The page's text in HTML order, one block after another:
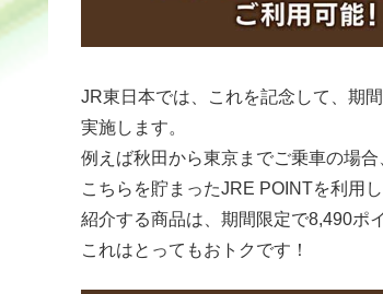
JR東日本では、これを記念して、期
実施します。
例えば秋田から東京までご乗車の場
こちらを貯まったJRE POINTを利用
紹介する商品は、期間限定で8,490ポ
これはとってもおトクです！